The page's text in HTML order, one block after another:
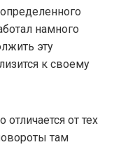
намного
эту
к своему
от тех
там